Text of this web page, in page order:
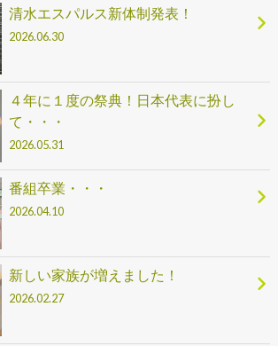
清水エスパルス新体制発表！
2026.06.30
４年に１度の祭典！日本代表に扮し
て・・・
2026.05.31
番組卒業・・・
2026.04.10
新しい家族が増えました！
2026.02.27